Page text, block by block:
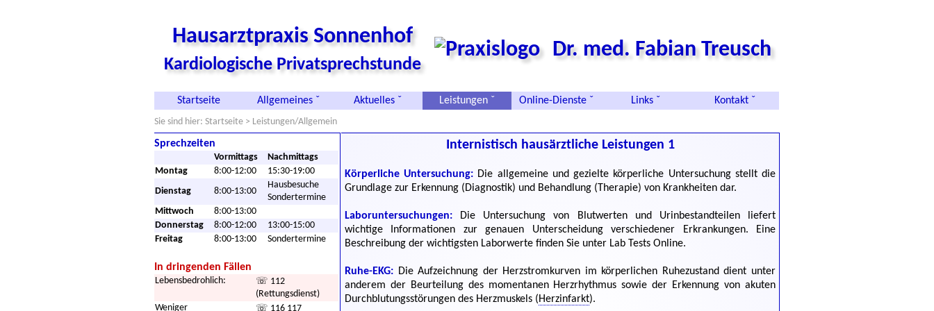
Hausarztpraxis Sonnenhof
Kardiologische Privatsprechstunde
Dr. med. Fabian Treusch
Startseite Allgemeines ˇ Aktuelles ˇ Leistungen ˇ Online-Dienste ˇ Links ˇ Kontakt ˇ
Sie sind hier: Startseite > Leistungen/Allgemein
Sprechzeiten
Vormittags
Nachmittags
Montag
8:00-12:00
15:30-19:00
Dienstag
8:00-13:00
Hausbesuche
Sondertermine
Mittwoch
8:00-13:00
Donnerstag
8:00-12:00
13:00-15:00
Freitag
8:00-13:00 Sondertermine
In dringenden Fällen
Lebensbedrohlich:
☏ 112
(Rettungsdienst)
Weniger
☏ 116 117
Internistisch hausärztliche Leistungen 1
Körperliche Untersuchung: Die allgemeine und gezielte körperliche Untersuchung stellt die
Grundlage zur Erkennung (Diagnostik) und Behandlung (Therapie) von Krankheiten dar.
Laboruntersuchungen: Die Untersuchung von Blutwerten und Urinbestandteilen liefert
wichtige Informationen zur genauen Unterscheidung verschiedener Erkrankungen. Eine
Beschreibung der wichtigsten Laborwerte finden Sie unter Lab Tests Online.
Ruhe-EKG: Die Aufzeichnung der Herzstromkurven im körperlichen Ruhezustand dient unter
anderem der Beurteilung des momentanen Herzrhythmus sowie der Erkennung von akuten
Durchblutungsstörungen des Herzmuskels (Herzinfarkt).